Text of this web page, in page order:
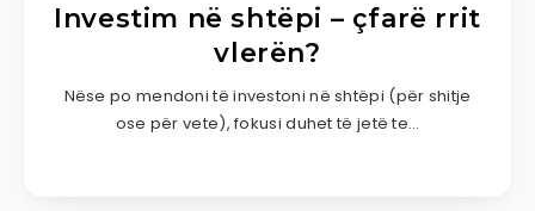
Investim në shtëpi – çfarë rrit
vlerën?
Nëse po mendoni të investoni në shtëpi (për shitje
ose për vete), fokusi duhet të jetë te…